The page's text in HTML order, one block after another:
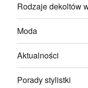
Rodzaje dekoltów
Moda
Aktualności
Porady stylistki